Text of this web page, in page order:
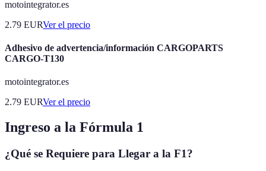
motointegrator.es
2.79 EURVer el precio
Adhesivo de advertencia/información CARGOPARTS
CARGO-T130
motointegrator.es
2.79 EURVer el precio
Ingreso a la Fórmula 1
¿Qué se Requiere para Llegar a la F1?